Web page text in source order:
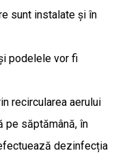
sunt instalate și în
podelele vor fi
recircularea aerului
pe săptămână, în
dezinfecția